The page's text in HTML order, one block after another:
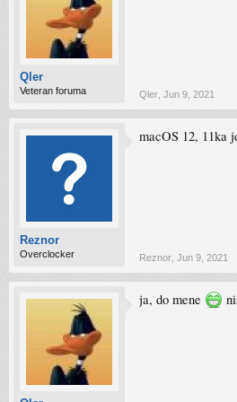
Qler
Veteran foruma Qler Jun 9, 2021
Reznor
Overclocker
macOS 12, 11ka
Reznor Jun 9, 2021
ja, do mene